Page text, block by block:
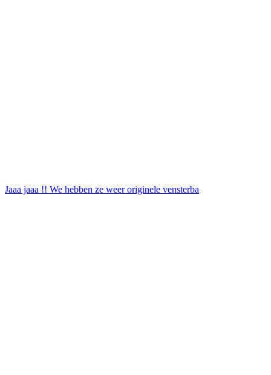
Jaaa jaaa !! We hebben ze weer originele vensterba